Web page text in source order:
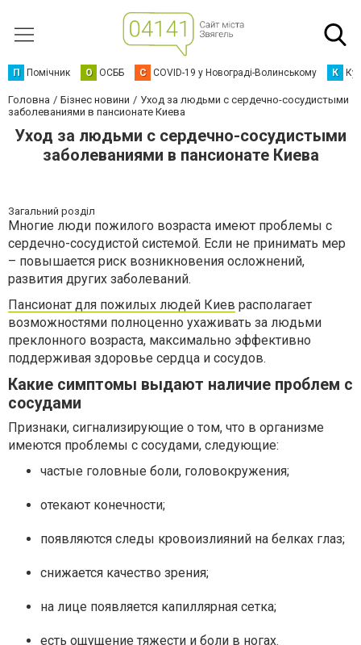
П Помічник О ОСББ C COVID-19 у Новограді-Волинському К
Головна Бізнес новини
Уход за людьми с сердечно-сосудистыми
заболеваниями в пансионате Киева
Уход за людьми с сердечно-сосудистыми
заболеваниями в пансионате Киева
Загальний розділ
Многие люди пожилого возраста имеют проблемы с
сердечно-сосудистой системой. Если не принимать мер
– повышается риск возникновения осложнений,
развития других заболеваний.
Пансионат для пожилых людей Киев располагает
возможностями полноценно ухаживать за людьми
преклонного возраста, максимально эффективно
поддерживая здоровье сердца и сосудов.
Какие симптомы выдают наличие проблем с
сосудами
Признаки, сигнализирующие о том, что в организме
имеются проблемы с сосудами, следующие:
частые головные боли, головокружения;
отекают конечности;
появляются следы кровоизлияний на белках глаз;
снижается качество зрения;
на лице появляется капиллярная сетка;
есть ощущение тяжести и боли в ногах.